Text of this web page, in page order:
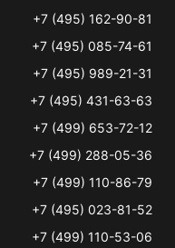
+7 (495) 162-90-81
+7 (495) 085-74-61
+7 (495) 989-21-31
+7 (495) 431-63-63
+7 (499) 653-72-12
+7 (499) 288-05-36
+7 (499) 110-86-79
+7 (495) 023-81-52
+7 (499) 110-53-06